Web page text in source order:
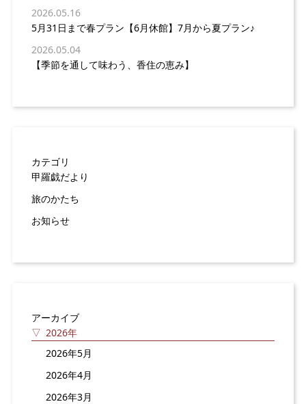
2026.05.16
5月31日まで春プラン【6月休館】7月から夏プラン♪
2026.05.04
【季節を通して味わう、香住の恵み】
カテゴリ
甲羅戯だより
旅のかたち
お知らせ
アーカイブ
2026年
2026年5月
2026年4月
2026年3月